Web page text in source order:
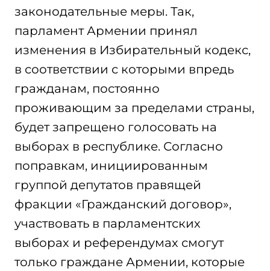
законодательные меры. Так,
парламент Армении принял
изменения в Избирательный кодекс,
в соответствии с которыми впредь
гражданам, постоянно
проживающим за пределами страны,
будет запрещено голосовать на
выборах в республике. Согласно
поправкам, инициированным
группой депутатов правящей
фракции «Гражданский договор»,
участвовать в парламентских
выборах и референдумах смогут
только граждане Армении, которые